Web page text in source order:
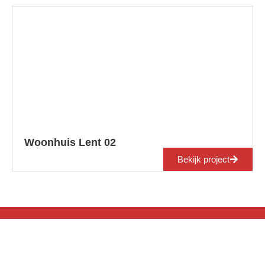
Woonhuis Lent 02
Bekijk project